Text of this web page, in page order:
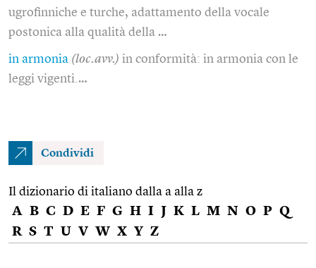
ugrofinniche e turche, adattamento della vocale
postonica alla qualità della …
in armonia (loc.avv.) in conformità: in armonia con le
leggi vigenti.…
Condividi
Il dizionario di italiano dalla a alla z
A B C D E F G H I J K L M N O P Q
R S T U V W X Y Z